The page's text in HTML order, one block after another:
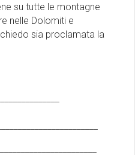
su tutte le montagne
nelle Dolomiti e
sia proclamata la